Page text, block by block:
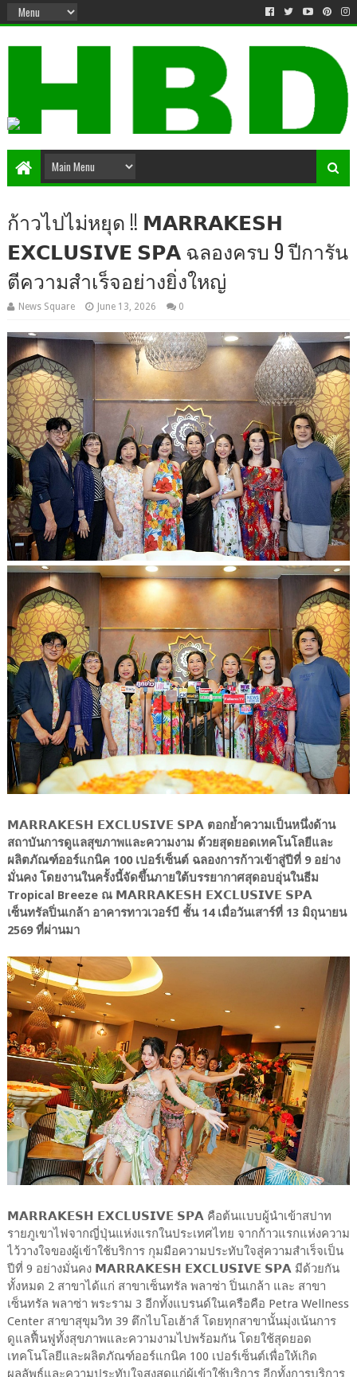
ก้าวไปไม่หยุด !! 𝗠𝗔𝗥𝗥𝗔𝗞𝗘𝗦𝗛
𝗘𝗫𝗖𝗟𝗨𝗦𝗜𝗩𝗘 𝗦𝗣𝗔 ฉลองครบ 9 ปีการัน
ตีความสำเร็จอย่างยิ่งใหญ่
News Square June 13, 2026 0
𝗠𝗔𝗥𝗥𝗔𝗞𝗘𝗦𝗛 𝗘𝗫𝗖𝗟𝗨𝗦𝗜𝗩𝗘 𝗦𝗣𝗔 ตอกย้ำความเป็นหนึ่งด้าน
สถาบันการดูแลสุขภาพและความงาม ด้วยสุดยอดเทคโนโลยีและ
ผลิตภัณฑ์ออร์แกนิค 100 เปอร์เซ็นต์ ฉลองการก้าวเข้าสู่ปีที่ 9 อย่าง
มั่นคง โดยงานในครั้งนี้จัดขึ้นภายใต้บรรยากาศสุดอบอุ่นในธีม
Tropical Breeze ณ 𝗠𝗔𝗥𝗥𝗔𝗞𝗘𝗦𝗛 𝗘𝗫𝗖𝗟𝗨𝗦𝗜𝗩𝗘 𝗦𝗣𝗔
เซ็นทรัลปิ่นเกล้า อาคารทาวเวอร์บี ชั้น 14 เมื่อวันเสาร์ที่ 13 มิถุนายน
2569 ที่ผ่านมา
𝗠𝗔𝗥𝗥𝗔𝗞𝗘𝗦𝗛 𝗘𝗫𝗖𝗟𝗨𝗦𝗜𝗩𝗘 𝗦𝗣𝗔 คือต้นแบบผู้นำเข้าสปาท
รายภูเขาไฟจากญี่ปุ่นแห่งแรกในประเทศไทย จากก้าวแรกแห่งความ
ไว้วางใจของผู้เข้าใช้บริการ กุมมือความประทับใจสู่ความสำเร็จเป็น
ปีที่ 9 อย่างมั่นคง 𝗠𝗔𝗥𝗥𝗔𝗞𝗘𝗦𝗛 𝗘𝗫𝗖𝗟𝗨𝗦𝗜𝗩𝗘 𝗦𝗣𝗔 มีด้วยกัน
ทั้งหมด 2 สาขาได้แก่ สาขาเซ็นทรัล พลาซ่า ปิ่นเกล้า และ สาขา
เซ็นทรัล พลาซ่า พระราม 3 อีกทั้งแบรนด์ในเครือคือ Petra Wellness
Center สาขาสุขุมวิท 39 ตึกไบโอเฮ้าส์ โดยทุกสาขานั้นมุ่งเน้นการ
ดูแลฟื้นฟูทั้งสุขภาพและความงามไปพร้อมกัน โดยใช้สุดยอด
เทคโนโลยีและผลิตภัณฑ์ออร์แกนิค 100 เปอร์เซ็นต์เพื่อให้เกิด
ผลลัพธ์และความประทับใจสูงสุดแก่ผู้เข้าใช้บริการ อีกทั้งการบริการ